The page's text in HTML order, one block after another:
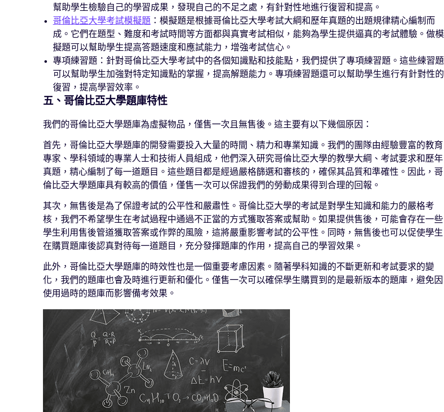
幫助學生檢驗自己的學習成果，發現自己的不足之處，有針對性地進行復習和提高。
哥倫比亞大學考試模擬題 ：模擬題是根據哥倫比亞大學考試大綱和歷年真題的出題規律精心編制而
成。它們在題型、難度和考試時間等方面都與真實考試相似，能夠為學生提供逼真的考試體驗。做模
擬題可以幫助學生提高答題速度和應試能力，增強考試信心。
專項練習題：針對哥倫比亞大學考試中的各個知識點和技能點，我們提供了專項練習題。這些練習題
可以幫助學生加強對特定知識點的掌握，提高解題能力。專項練習題還可以幫助學生進行有針對性的
復習，提高學習效率。
五、哥倫比亞大學題庫特性
我們的哥倫比亞大學題庫為虛擬物品，僅售一次且無售後。這主要有以下幾個原因：
首先，哥倫比亞大學題庫的開發需要投入大量的時間、精力和專業知識。我們的團隊由經驗豐富的教育
專家、學科領域的專業人士和技術人員組成，他們深入研究哥倫比亞大學的教學大綱、考試要求和歷年
真題，精心編制了每一道題目。這些題目都是經過嚴格篩選和審核的，確保其品質和準確性。因此，哥
倫比亞大學題庫具有較高的價值，僅售一次可以保證我們的勞動成果得到合理的回報。
其次，無售後是為了保證考試的公平性和嚴肅性。哥倫比亞大學的考試是對學生知識和能力的嚴格考
核，我們不希望學生在考試過程中通過不正當的方式獲取答案或幫助。如果提供售後，可能會存在一些
學生利用售後管道獲取答案或作弊的風險，這將嚴重影響考試的公平性。同時，無售後也可以促使學生
在購買題庫後認真對待每一道題目，充分發揮題庫的作用，提高自己的學習效果。
此外，哥倫比亞大學題庫的時效性也是一個重要考慮因素。隨著學科知識的不斷更新和考試要求的變
化，我們的題庫也會及時進行更新和優化。僅售一次可以確保學生購買到的是最新版本的題庫，避免因
使用過時的題庫而影響備考效果。